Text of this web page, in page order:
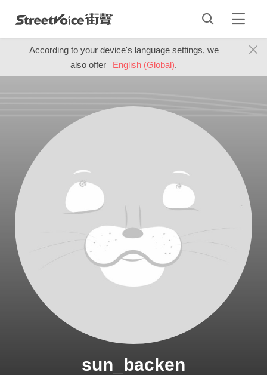
According to your device's language settings, we
also offer
English (Global).
sun_backen